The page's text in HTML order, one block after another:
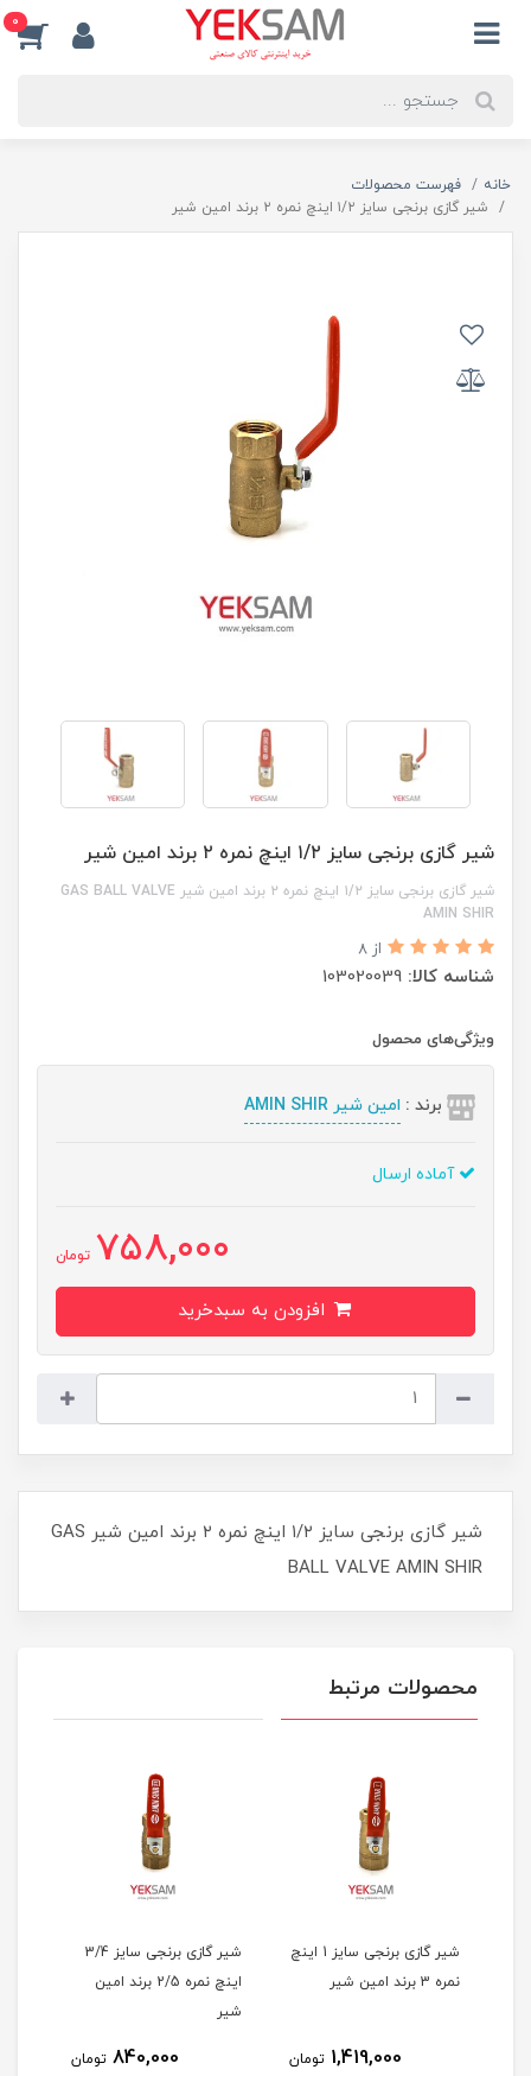
0
خانه
فهرست محصولات
شیر گازی برنجی سایز ۱/۲ اینچ نمره ۲ برند امین شیر
شیر گازی برنجی سایز ۱/۲ اینچ نمره ۲ برند امین شیر
شیر گازی برنجی سایز ۱/۲ اینچ نمره ۲ برند امین شیر GAS BALL VALVE
AMIN SHIR
از 8
شناسه کالا: 103020039
ویژگی‌های محصول
برند : امین شیر AMIN SHIR
آماده ارسال
758,000 تومان
شیر گازی برنجی سایز ۱/۲ اینچ نمره ۲ برند امین شیر GAS
BALL VALVE AMIN SHIR
محصولات مرتبط
شیر گازی برنجی سایز 1 اینچ
نمره 3 برند امین شیر
1,419,000 تومان
شیر گازی برنجی سایز 3/4
اینچ نمره 2/5 برند امین
شیر
840,000 تومان